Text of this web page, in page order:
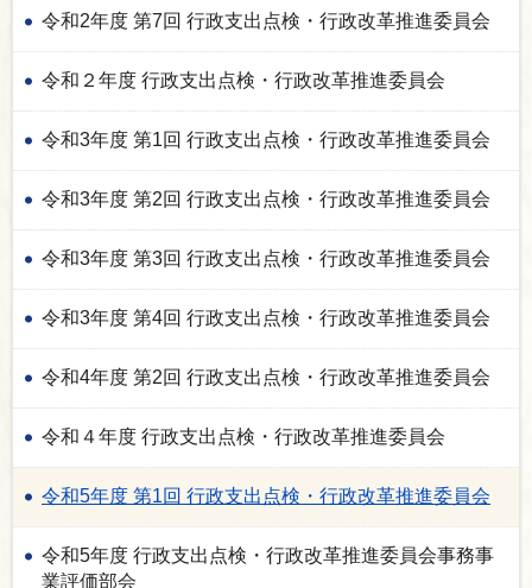
令和2年度 第7回 行政支出点検・行政改革推進委員会
令和２年度 行政支出点検・行政改革推進委員会
令和3年度 第1回 行政支出点検・行政改革推進委員会
令和3年度 第2回 行政支出点検・行政改革推進委員会
令和3年度 第3回 行政支出点検・行政改革推進委員会
令和3年度 第4回 行政支出点検・行政改革推進委員会
令和4年度 第2回 行政支出点検・行政改革推進委員会
令和４年度 行政支出点検・行政改革推進委員会
令和5年度 第1回 行政支出点検・行政改革推進委員会
令和5年度 行政支出点検・行政改革推進委員会事務事
業評価部会